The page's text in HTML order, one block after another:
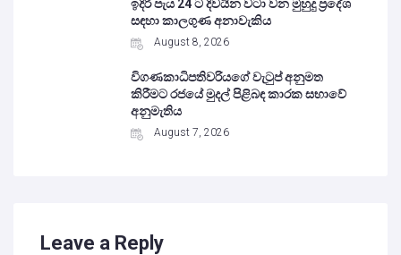
ඉදිරි පැය 24 ට දිවයින වටා වන මුහුදු ප්‍රදේශ
සඳහා කාලගුණ අනාවැකිය
August 8, 2026
විගණකාධිපතිවරියගේ වැටුප් අනුමත
කිරීමට රජයේ මුදල් පිළිබඳ කාරක සභාවේ
අනුමැතිය
August 7, 2026
Leave a Reply